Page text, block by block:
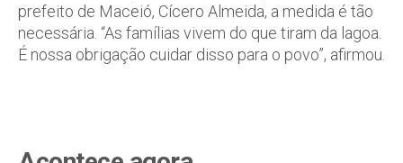
prefeito de Maceió, Cícero Almeida, a medida é tão
necessária. “As famílias vivem do que tiram da lagoa.
É nossa obrigação cuidar disso para o povo”, afirmou.